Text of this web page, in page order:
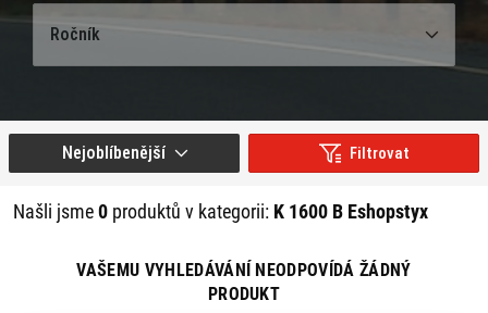
Ročník
Filtrovat
Našli jsme0 produktů v kategorii: K 1600 B Eshopstyx
Nejoblíbenější
VAŠEMU VYHLEDÁVÁNÍ NEODPOVÍDÁ ŽÁDNÝ
PRODUKT